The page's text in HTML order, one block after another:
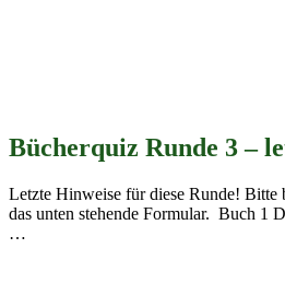
Bücherquiz Runde 3 –
Letzte Hinweise für diese Runde! Bitte
das unten stehende Formular. Buch 1
…